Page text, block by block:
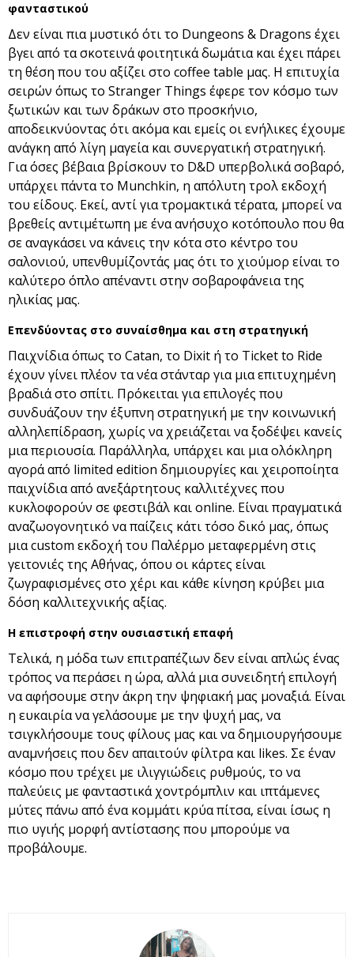
φανταστικού
Δεν είναι πια μυστικό ότι το Dungeons & Dragons έχει
βγει από τα σκοτεινά φοιτητικά δωμάτια και έχει πάρει
τη θέση που του αξίζει στο coffee table μας. Η επιτυχία
σειρών όπως το Stranger Things έφερε τον κόσμο των
ξωτικών και των δράκων στο προσκήνιο,
αποδεικνύοντας ότι ακόμα και εμείς οι ενήλικες έχουμε
ανάγκη από λίγη μαγεία και συνεργατική στρατηγική.
Για όσες βέβαια βρίσκουν το D&D υπερβολικά σοβαρό,
υπάρχει πάντα το Munchkin, η απόλυτη τρολ εκδοχή
του είδους. Εκεί, αντί για τρομακτικά τέρατα, μπορεί να
βρεθείς αντιμέτωπη με ένα ανήσυχο κοτόπουλο που θα
σε αναγκάσει να κάνεις την κότα στο κέντρο του
σαλονιού, υπενθυμίζοντάς μας ότι το χιούμορ είναι το
καλύτερο όπλο απέναντι στην σοβαροφάνεια της
ηλικίας μας.
Επενδύοντας στο συναίσθημα και στη στρατηγική
Παιχνίδια όπως το Catan, το Dixit ή το Ticket to Ride
έχουν γίνει πλέον τα νέα στάνταρ για μια επιτυχημένη
βραδιά στο σπίτι. Πρόκειται για επιλογές που
συνδυάζουν την έξυπνη στρατηγική με την κοινωνική
αλληλεπίδραση, χωρίς να χρειάζεται να ξοδέψει κανείς
μια περιουσία. Παράλληλα, υπάρχει και μια ολόκληρη
αγορά από limited edition δημιουργίες και χειροποίητα
παιχνίδια από ανεξάρτητους καλλιτέχνες που
κυκλοφορούν σε φεστιβάλ και online. Είναι πραγματικά
αναζωογονητικό να παίζεις κάτι τόσο δικό μας, όπως
μια custom εκδοχή του Παλέρμο μεταφερμένη στις
γειτονιές της Αθήνας, όπου οι κάρτες είναι
ζωγραφισμένες στο χέρι και κάθε κίνηση κρύβει μια
δόση καλλιτεχνικής αξίας.
Η επιστροφή στην ουσιαστική επαφή
Τελικά, η μόδα των επιτραπέζιων δεν είναι απλώς ένας
τρόπος να περάσει η ώρα, αλλά μια συνειδητή επιλογή
να αφήσουμε στην άκρη την ψηφιακή μας μοναξιά. Είναι
η ευκαιρία να γελάσουμε με την ψυχή μας, να
τσιγκλήσουμε τους φίλους μας και να δημιουργήσουμε
αναμνήσεις που δεν απαιτούν φίλτρα και likes. Σε έναν
κόσμο που τρέχει με ιλιγγιώδεις ρυθμούς, το να
παλεύεις με φανταστικά χοντρόμπλιν και ιπτάμενες
μύτες πάνω από ένα κομμάτι κρύα πίτσα, είναι ίσως η
πιο υγιής μορφή αντίστασης που μπορούμε να
προβάλουμε.